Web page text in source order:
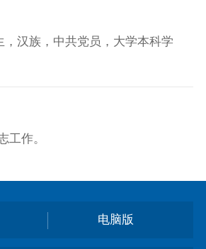
，汉族，中共党员，大学本科学
工作。
电脑版